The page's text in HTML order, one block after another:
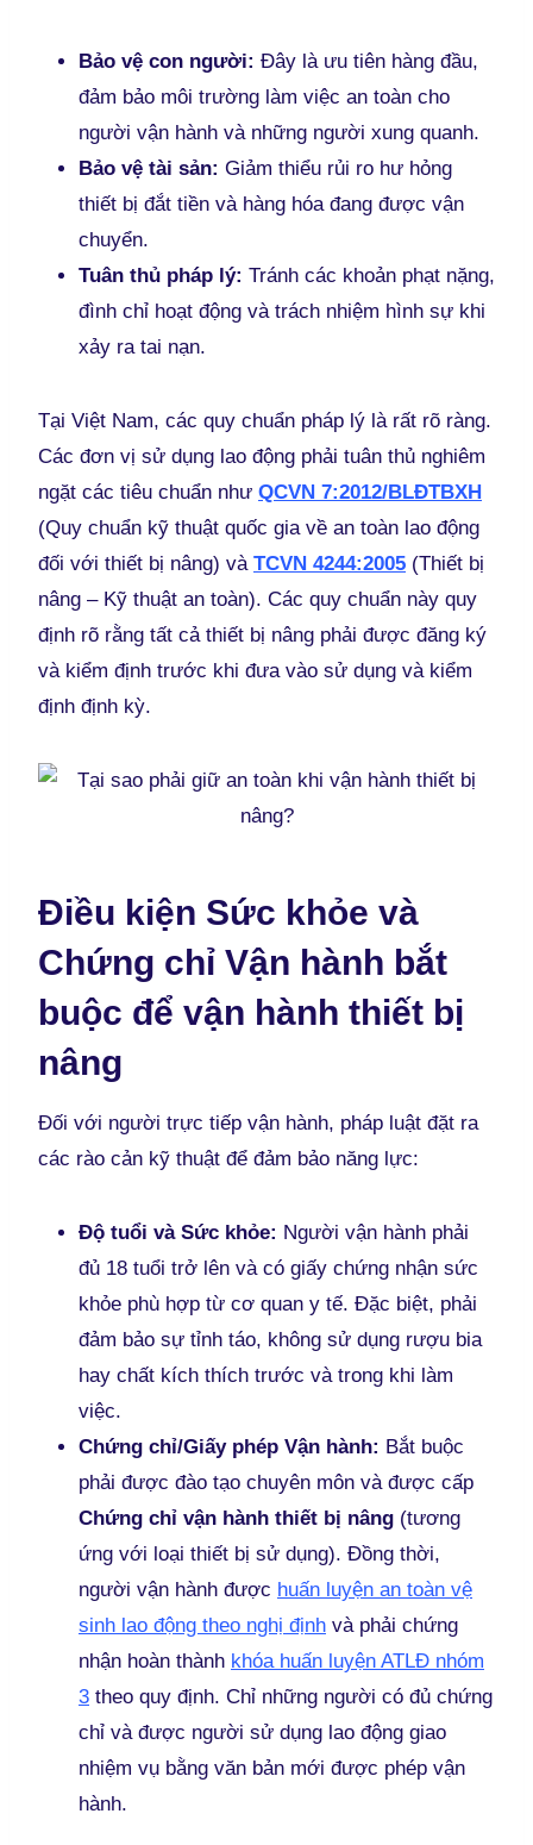
Bảo vệ con người: Đây là ưu tiên hàng đầu,
đảm bảo môi trường làm việc an toàn cho
người vận hành và những người xung quanh.
Bảo vệ tài sản: Giảm thiểu rủi ro hư hỏng
thiết bị đắt tiền và hàng hóa đang được vận
chuyển.
Tuân thủ pháp lý: Tránh các khoản phạt nặng,
đình chỉ hoạt động và trách nhiệm hình sự khi
xảy ra tai nạn.
Tại Việt Nam, các quy chuẩn pháp lý là rất rõ ràng.
Các đơn vị sử dụng lao động phải tuân thủ nghiêm
ngặt các tiêu chuẩn như QCVN 7:2012/BLĐTBXH
(Quy chuẩn kỹ thuật quốc gia về an toàn lao động
đối với thiết bị nâng) và TCVN 4244:2005 (Thiết bị
nâng – Kỹ thuật an toàn). Các quy chuẩn này quy
định rõ rằng tất cả thiết bị nâng phải được đăng ký
và kiểm định trước khi đưa vào sử dụng và kiểm
định định kỳ.
Điều kiện Sức khỏe và
Chứng chỉ Vận hành bắt
buộc để vận hành thiết bị
nâng
Đối với người trực tiếp vận hành, pháp luật đặt ra
các rào cản kỹ thuật để đảm bảo năng lực:
Độ tuổi và Sức khỏe: Người vận hành phải
đủ 18 tuổi trở lên và có giấy chứng nhận sức
khỏe phù hợp từ cơ quan y tế. Đặc biệt, phải
đảm bảo sự tỉnh táo, không sử dụng rượu bia
hay chất kích thích trước và trong khi làm
việc.
Chứng chỉ/Giấy phép Vận hành: Bắt buộc
phải được đào tạo chuyên môn và được cấp
Chứng chỉ vận hành thiết bị nâng (tương
ứng với loại thiết bị sử dụng). Đồng thời,
người vận hành được huấn luyện an toàn vệ
sinh lao động theo nghị định và phải chứng
nhận hoàn thành khóa huấn luyện ATLĐ nhóm
3 theo quy định. Chỉ những người có đủ chứng
chỉ và được người sử dụng lao động giao
nhiệm vụ bằng văn bản mới được phép vận
hành.